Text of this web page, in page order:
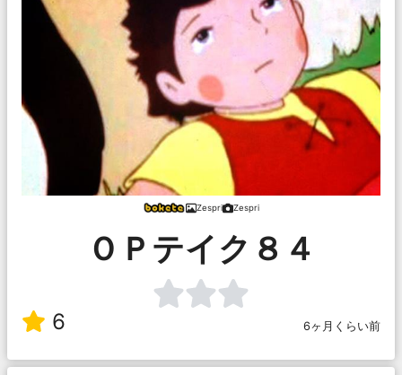
Zespri Zespri
ＯＰテイク８４
6 6ヶ月くらい前